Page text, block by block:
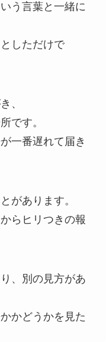
う言葉と一緒に
しただけで
、
です。
一番遅れて届き
があります。
らヒリつきの報
、別の見方があ
かどうかを見た